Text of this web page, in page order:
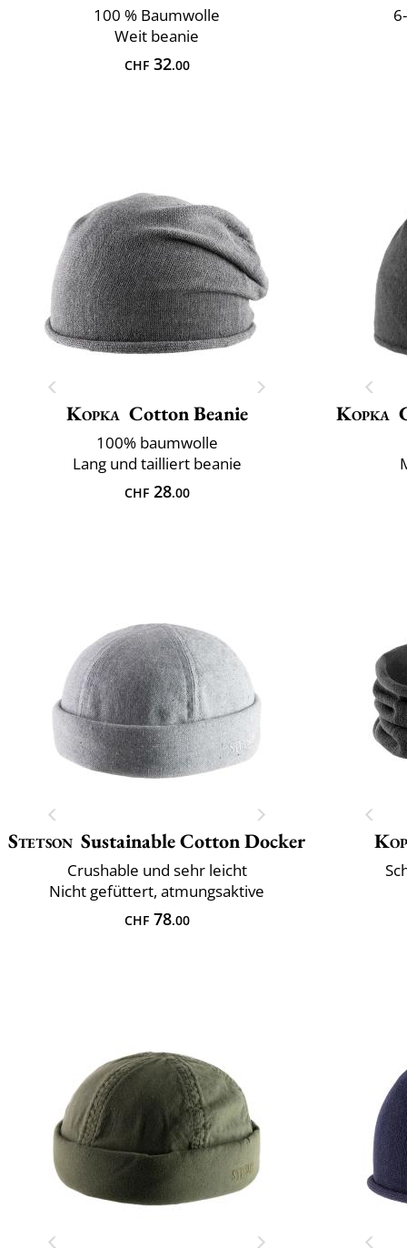
100 % Baumwolle
Weit beanie
CHF32.00
Kopka Cotton Beanie
100% baumwolle
Lang und tailliert beanie
CHF28.00
Kopka
Stetson Sustainable Cotton Docker
Crushable und sehr leicht
Nicht gefüttert, atmungsaktive
CHF78.00